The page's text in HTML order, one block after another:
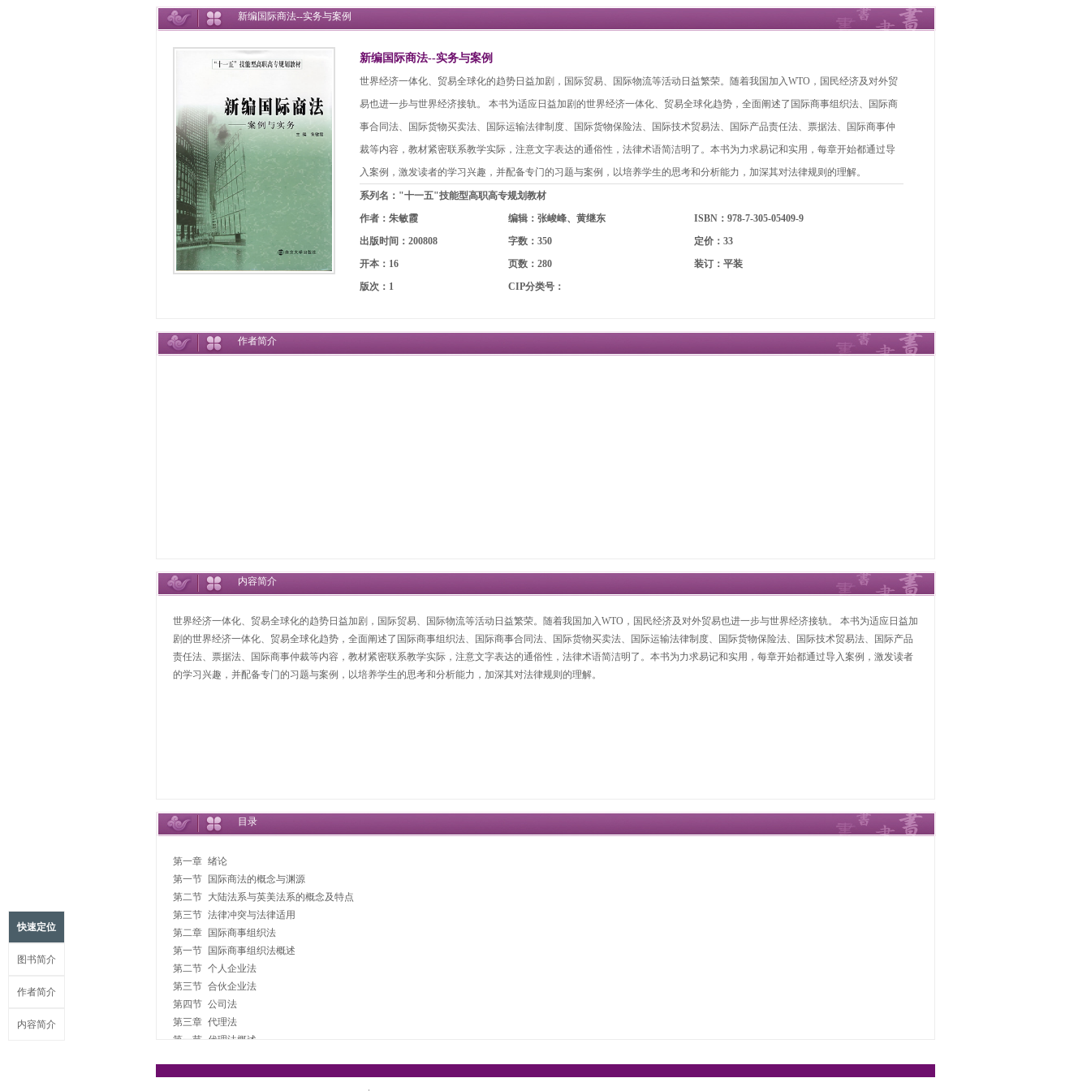
新编国际商法--实务与案例
新编国际商法--实务与案例
世界经济一体化、贸易全球化的趋势日益加剧，国际贸易、国际物流等活动日益繁荣。随着我国加入WTO，国民经济及对外贸
易也进一步与世界经济接轨。 本书为适应日益加剧的世界经济一体化、贸易全球化趋势，全面阐述了国际商事组织法、国际商
事合同法、国际货物买卖法、国际运输法律制度、国际货物保险法、国际技术贸易法、国际产品责任法、票据法、国际商事仲
裁等内容，教材紧密联系教学实际，注意文字表达的通俗性，法律术语简洁明了。本书为力求易记和实用，每章开始都通过导
入案例，激发读者的学习兴趣，并配备专门的习题与案例，以培养学生的思考和分析能力，加深其对法律规则的理解。
系列名："十一五"技能型高职高专规划教材
作者：朱敏霞
编辑：张峻峰、黄继东
ISBN：978-7-305-05409-9
出版时间：200808
字数：350
定价：33
开本：16
页数：280
装订：平装
版次：1
CIP分类号：
作者简介
内容简介
世界经济一体化、贸易全球化的趋势日益加剧，国际贸易、国际物流等活动日益繁荣。随着我国加入WTO，国民经济及对外贸易也进一步与世界经济接轨。 本书为适应日益加
剧的世界经济一体化、贸易全球化趋势，全面阐述了国际商事组织法、国际商事合同法、国际货物买卖法、国际运输法律制度、国际货物保险法、国际技术贸易法、国际产品
责任法、票据法、国际商事仲裁等内容，教材紧密联系教学实际，注意文字表达的通俗性，法律术语简洁明了。本书为力求易记和实用，每章开始都通过导入案例，激发读者
的学习兴趣，并配备专门的习题与案例，以培养学生的思考和分析能力，加深其对法律规则的理解。
目录
第一章 绪论
第一节 国际商法的概念与渊源
第二节 大陆法系与英美法系的概念及特点
第三节 法律冲突与法律适用
第二章 国际商事组织法
第一节 国际商事组织法概述
第二节 个人企业法
第三节 合伙企业法
第四节 公司法
第三章 代理法
第一节 代理法概述
第三节 承担特别责任的代理人
快速定位
图书简介
作者简介
内容简介